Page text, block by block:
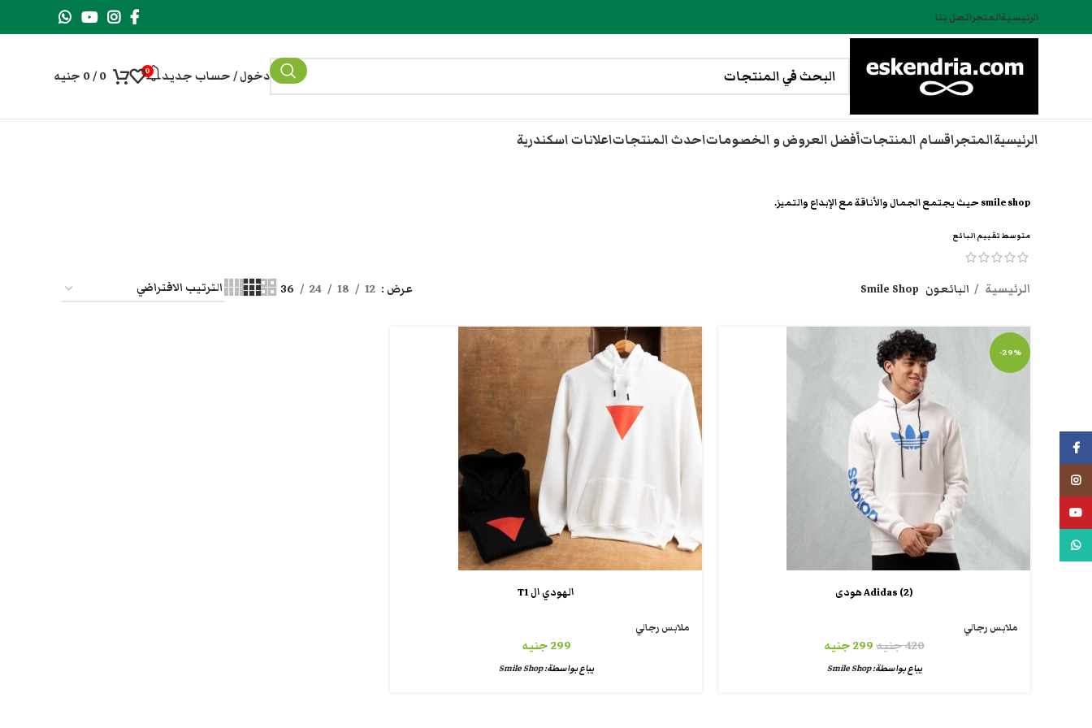
الرئيسيةالمتجراتصل بنا
دخول / حساب جديد 0
0
/
0 جنيه
الرئيسيةالمتجراقسام المنتجاتأفضل العروض و الخصوماتاحدث المنتجاتاعلانات اسكندرية
smile shop حيث يجتمع الجمال والأناقة مع الإبداع والتميز.
متوسط تقييم البائع
الرئيسية البائعون Smile Shop عرض 12
18
24
36
-29%
(Adidas (2 هودى
ملابس رجالي
420جنيه299جنيه
يباع بواسطة:Smile Shop
الهودي ال T1
ملابس رجالي
299جنيه
يباع بواسطة:Smile Shop